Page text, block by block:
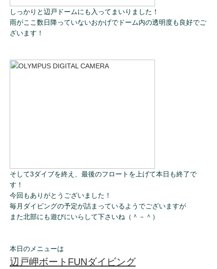
しっかりと辺戸ドームにも入ってまいりました！
雨がここ数日降っていないおかげでドーム内の透明度も良好でご
ざいます！
そして3ダイブを終え、最後のフロートを上げて本日も終了で
す！
今回もありがとうございました！
毎月ダイビングの予定が詰まっているようでございますが
また北部にも遊びにいらして下さいね（＾－＾）
本日のメニューは
辺戸岬ボートFUNダイビング